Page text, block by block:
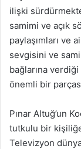
ilişki
samimi ve açık
paylaşımları ve
sevgisini ve
bağlarına
önemli bir
Pınar Altuğ’un
tutkulu bir
Televizyon